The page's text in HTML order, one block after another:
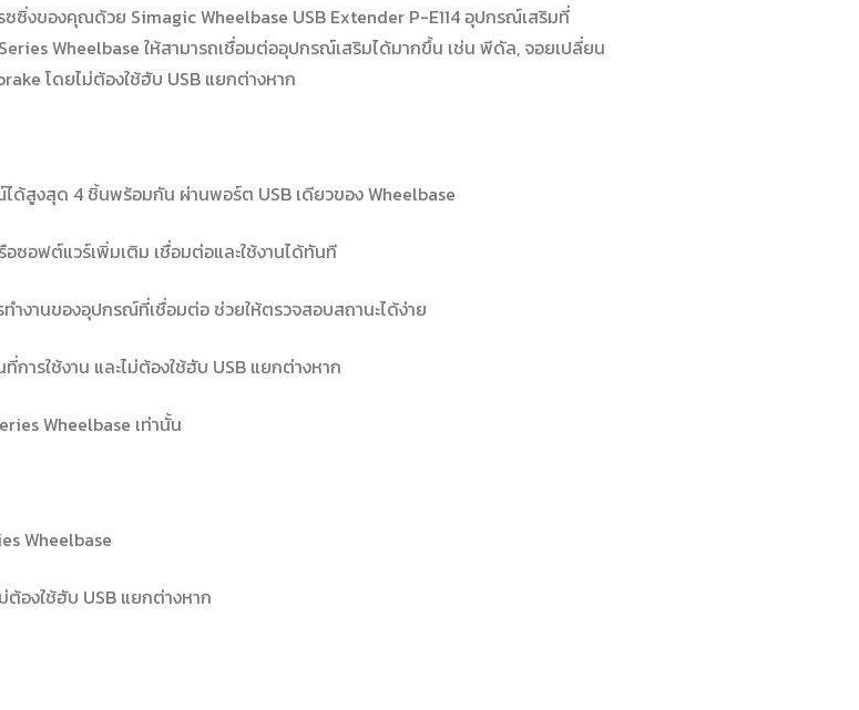
ซิ่งของคุณด้วย Simagic Wheelbase USB Extender P-E114 อุปกรณ์เสริมที่
Wheelbase ให้สามารถเชื่อมต่ออุปกรณ์เสริมได้มากขึ้น เช่น พีดัล, จอยเปลี่ยน
โดยไม่ต้องใช้ฮับ USB แยกต่างหาก
สูงสุด 4 ชิ้นพร้อมกัน ผ่านพอร์ต USB เดียวของ Wheelbase
ซอฟต์แวร์เพิ่มเติม เชื่อมต่อและใช้งานได้ทันที
ำงานของอุปกรณ์ที่เชื่อมต่อ ช่วยให้ตรวจสอบสถานะได้ง่าย
ารใช้งาน และไม่ต้องใช้ฮับ USB แยกต่างหาก
Wheelbase เท่านั้น
Wheelbase
องใช้ฮับ USB แยกต่างหาก